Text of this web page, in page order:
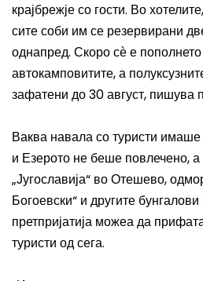
крајбрежје со гости. Во
сите соби им се резервирани
однапред. Скоро сѐ е
автокамповитите, а
зафатени до 30 август, пишува
Ваква навала со туристи
и Езерото не беше повлечено, а
„Југославија“ во Отешево,
Богоевски“ и другите
претпријатија можеа да
туристи од сега.